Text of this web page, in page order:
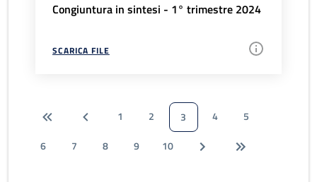
Congiuntura in sintesi - 1° trimestre 2024
SCARICA FILE
1 2 3 4
5
6
7 8 9 10